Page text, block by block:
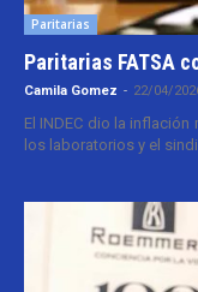
Paritarias
Paritarias FATSA
Camila Gomez - 22/04/
El INDEC dio la
los laboratorios y el